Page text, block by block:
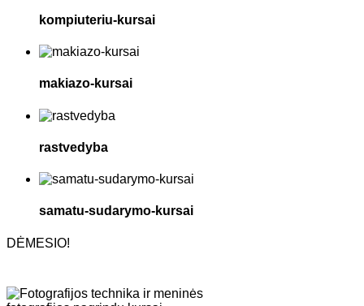
kompiuteriu-kursai
makiazo-kursai
rastvedyba
samatu-sudarymo-kursai
DĖMESIO!